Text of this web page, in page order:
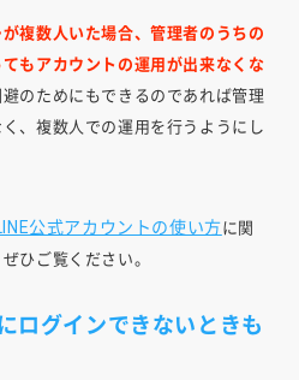
複数人いた場合、管理者のうちの
もアカウントの運用が出来なくな
のためにもできるのであれば管理
、複数人での運用を行うようにし
公式アカウントの使い方に関
ひご覧ください。
ログインできないときも